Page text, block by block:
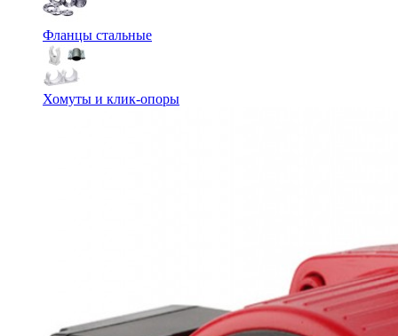
Фланцы стальные
Хомуты и клик-опоры